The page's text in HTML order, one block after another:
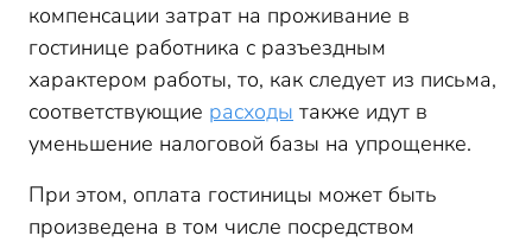
компенсации затрат на проживание в
гостинице работника с разъездным
характером работы, то, как следует из письма,
соответствующие расходы также идут в
уменьшение налоговой базы на упрощенке.
При этом, оплата гостиницы может быть
произведена в том числе посредством